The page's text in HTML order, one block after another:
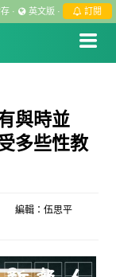
· 英文版 · 訂閱
與時並
多些性教
編輯：伍思平